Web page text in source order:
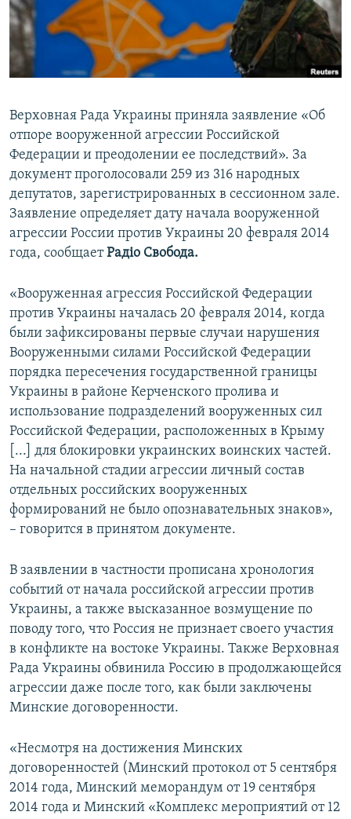
ПОБЕДИТЕЛЕЙ НЕ СУДЯТ?
КРЫМ.НЕПОКОРЕННЫЙ
ПРИСОЕДИНЯЙТЕСЬ!
Все сайты RFE/RL
Верховная Рада Украины приняла заявление «Об
отпоре вооруженной агрессии Российской
Федерации и преодолении ее последствий». За
документ проголосовали 259 из 316 народных
депутатов, зарегистрированных в сессионном зале.
Заявление определяет дату начала вооруженной
агрессии России против Украины 20 февраля 2014
года, сообщаетРадіо Свобода.
«Вооруженная агрессия Российской Федерации
против Украины началась 20 февраля 2014, когда
были зафиксированы первые случаи нарушения
Вооруженными силами Российской Федерации
порядка пересечения государственной границы
Украины в районе Керченского пролива и
использование подразделений вооруженных сил
Российской Федерации, расположенных в Крыму
[...] для блокировки украинских воинских частей.
На начальной стадии агрессии личный состав
отдельных российских вооруженных
формирований не было опознавательных знаков»,
– говорится в принятом документе.
В заявлении в частности прописана хронология
событий от начала российской агрессии против
Украины, а также высказанное возмущение по
поводу того, что Россия не признает своего участия
в конфликте на востоке Украины. Также Верховная
Рада Украины обвинила Россию в продолжающейся
агрессии даже после того, как были заключены
Минские договоренности.
«Несмотря на достижения Минских
договоренностей (Минский протокол от 5 сентября
2014 года, Минский меморандум от 19 сентября
2014 года и Минский «Комплекс мероприятий от 12